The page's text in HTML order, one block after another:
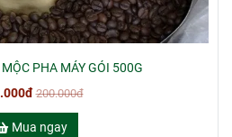
PHA MÁY GÓI 500G
200.000đ
Mua ngay